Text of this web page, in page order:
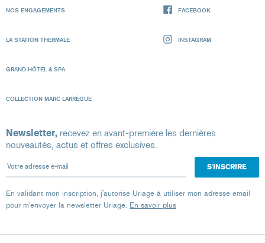
NOS ENGAGEMENTS
LA STATION THERMALE
GRAND HÔTEL & SPA
COLLECTION MARC LARRÈGUE
FACEBOOK
INSTAGRAM
Newsletter, recevez en avant-première les dernières
nouveautés, actus et offres exclusives.
Votre adresse e-mail
En validant mon inscription, j'autorise Uriage à utiliser mon adresse email
pour m'envoyer la newsletter Uriage. En savoir plus